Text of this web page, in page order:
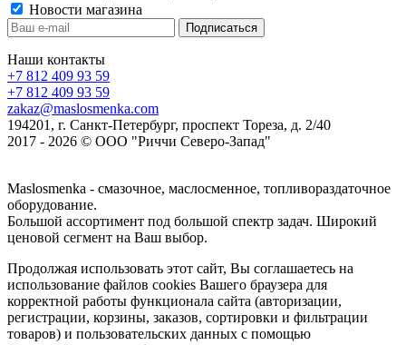
Новости магазина
Наши контакты
+7 812 409 93 59
+7 812 409 93 59
zakaz@maslosmenka.com
194201, г. Санкт-Петербург, проспект Тореза, д. 2/40
2017 - 2026 © ООО "Риччи Северо-Запад"
Maslosmenka - смазочное, маслосменное, топливораздаточное
оборудование.
Большой ассортимент под большой спектр задач. Широкий
ценовой сегмент на Ваш выбор.
Продолжая использовать этот сайт, Вы соглашаетесь на
использование файлов cookies Вашего браузера для
корректной работы функционала сайта (авторизации,
регистрации, корзины, заказов, сортировки и фильтрации
товаров) и пользовательских данных с помощью